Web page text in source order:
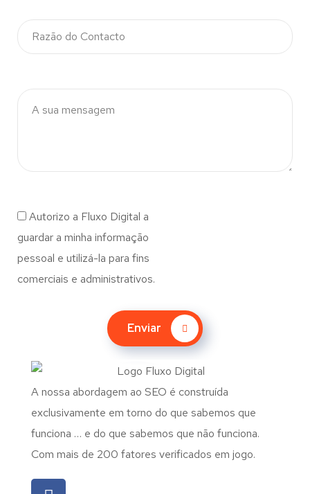
Autorizo a Fluxo Digital a
guardar a minha informação
pessoal e utilizá-la para fins
comerciais e administrativos.
Enviar
A nossa abordagem ao SEO é construída
exclusivamente em torno do que sabemos que
funciona … e do que sabemos que não funciona.
Com mais de 200 fatores verificados em jogo.